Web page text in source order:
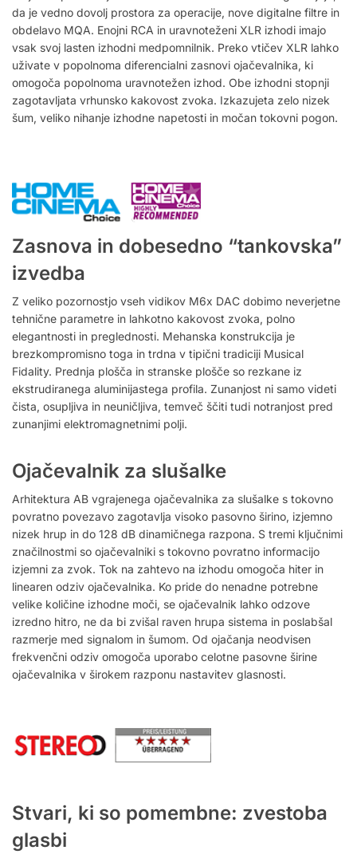
da je vedno dovolj prostora za operacije, nove digitalne filtre in
obdelavo MQA. Enojni RCA in uravnoteženi XLR izhodi imajo
vsak svoj lasten izhodni medpomnilnik. Preko vtičev XLR lahko
uživate v popolnoma diferencialni zasnovi ojačevalnika, ki
omogoča popolnoma uravnotežen izhod. Obe izhodni stopnji
zagotavljata vrhunsko kakovost zvoka. Izkazujeta zelo nizek
šum, veliko nihanje izhodne napetosti in močan tokovni pogon.
Zasnova in dobesedno “tankovska”
izvedba
Z veliko pozornostjo vseh vidikov M6x DAC dobimo neverjetne
tehnične parametre in lahkotno kakovost zvoka, polno
elegantnosti in preglednosti. Mehanska konstrukcija je
brezkompromisno toga in trdna v tipični tradiciji Musical
Fidality. Prednja plošča in stranske plošče so rezkane iz
ekstrudiranega aluminijastega profila. Zunanjost ni samo videti
čista, osupljiva in neuničljiva, temveč ščiti tudi notranjost pred
zunanjimi elektromagnetnimi polji.
Ojačevalnik za slušalke
Arhitektura AB vgrajenega ojačevalnika za slušalke s tokovno
povratno povezavo zagotavlja visoko pasovno širino, izjemno
nizek hrup in do 128 dB dinamičnega razpona. S tremi ključnimi
značilnostmi so ojačevalniki s tokovno povratno informacijo
izjemni za zvok. Tok na zahtevo na izhodu omogoča hiter in
linearen odziv ojačevalnika. Ko pride do nenadne potrebne
velike količine izhodne moči, se ojačevalnik lahko odzove
izredno hitro, ne da bi zvišal raven hrupa sistema in poslabšal
razmerje med signalom in šumom. Od ojačanja neodvisen
frekvenčni odziv omogoča uporabo celotne pasovne širine
ojačevalnika v širokem razponu nastavitev glasnosti.
Stvari, ki so pomembne: zvestoba
glasbi